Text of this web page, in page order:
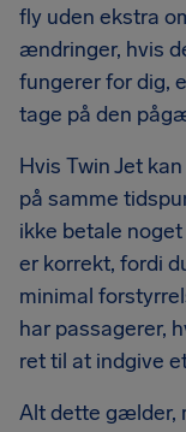
fly uden ekstra
ændringer, hvis
fungerer for dig,
tage på den
Hvis Twin Jet
på samme
ikke betale
er korrekt, fordi
minimal
har passagerer,
ret til at indgive
Alt dette gælder,